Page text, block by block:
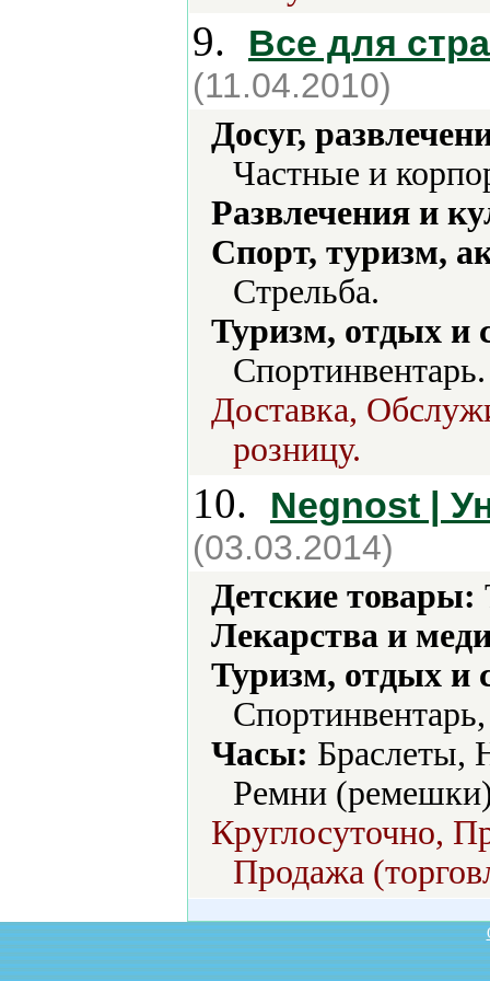
9. Все для
(11.04.2010)
Досуг,
Частные и
Развлечения и
Спорт, туризм,
Стрельба.
Туризм, отдых и
Спортинвентарь.
Доставка,
розницу.
10. Negnost |
(03.03.2014)
Детские товары:
Лекарства и
Туризм, отдых и
Часы: Браслеты,
Ремни
Круглосуточно,
Продажа